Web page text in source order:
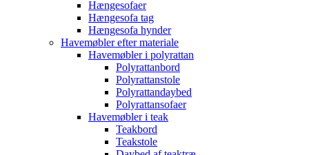
Hængesofaer
Hængesofa tag
Hængesofa hynder
Havemøbler efter materiale
Havemøbler i polyrattan
Polyrattanbord
Polyrattanstole
Polyrattandaybed
Polyrattansofaer
Havemøbler i teak
Teakbord
Teakstole